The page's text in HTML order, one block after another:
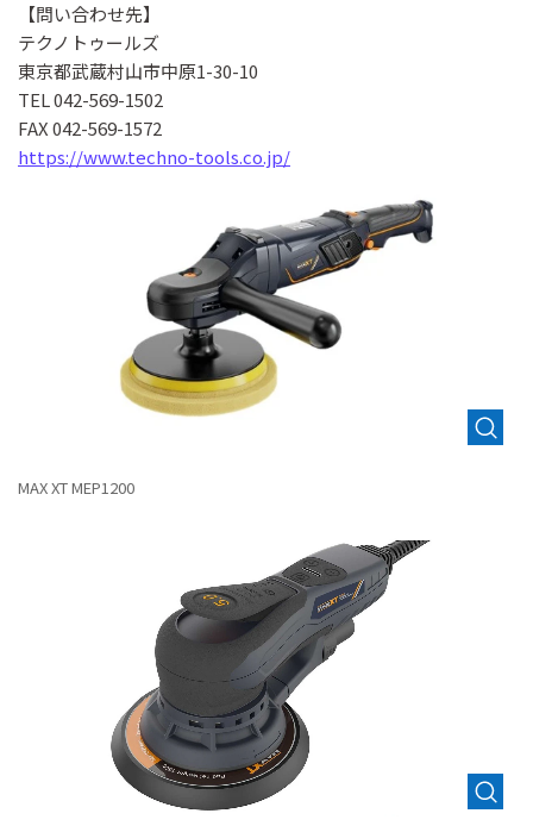
【問い合わせ先】
テクノトゥールズ
東京都武蔵村山市中原1-30-10
TEL 042-569-1502
FAX 042-569-1572
https://www.techno-tools.co.jp/
MAX XT MEP1200